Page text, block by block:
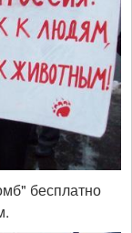
бесплатно